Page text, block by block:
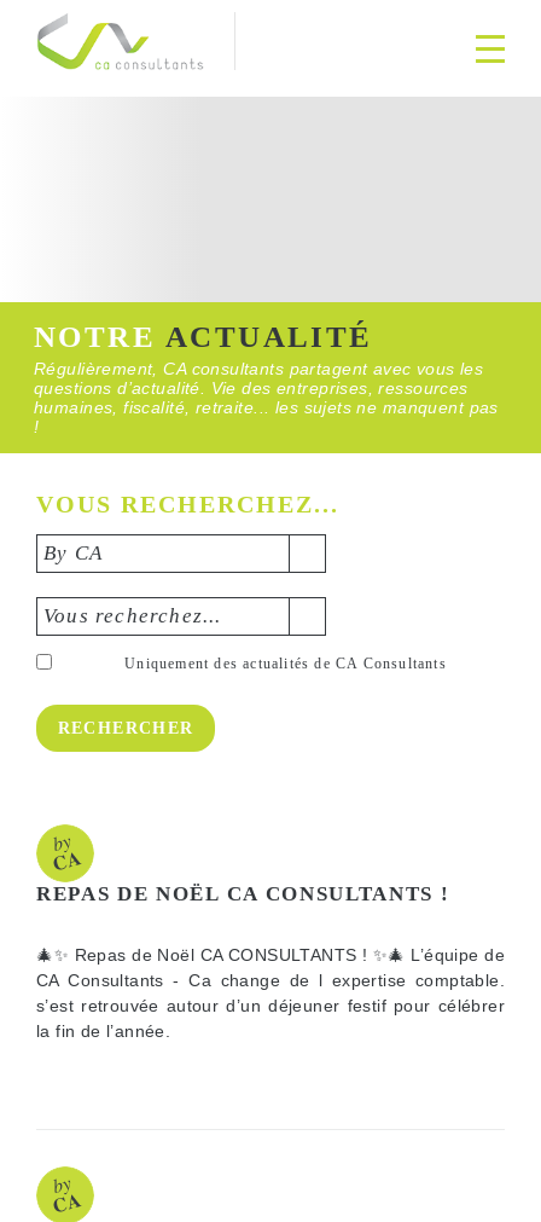
NOTRE ACTUALITÉ
Régulièrement, CA consultants partagent avec vous les
questions d’actualité. Vie des entreprises, ressources
humaines, fiscalité, retraite... les sujets ne manquent pas
!
VOUS RECHERCHEZ...
By CA
Vous recherchez...
Uniquement des actualités de CA Consultants
REPAS DE NOËL CA CONSULTANTS !
🎄✨ Repas de Noël CA CONSULTANTS ! ✨🎄 L’équipe de
CA Consultants - Ca change de l expertise comptable.
s’est retrouvée autour d’un déjeuner festif pour célébrer
la fin de l’année.